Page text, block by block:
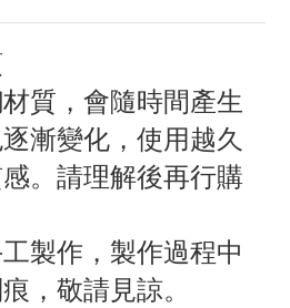
質，會隨時間產生
漸變化，使用越久
。請理解後再行購
製作，製作過程中
，敬請見諒。